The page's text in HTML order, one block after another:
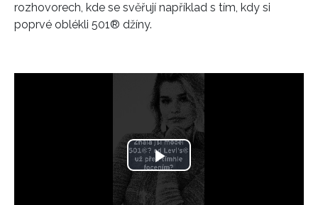
rozhovorech, kde se svěřují například s tím, kdy si
poprvé oblékli 501® džíny.
Play